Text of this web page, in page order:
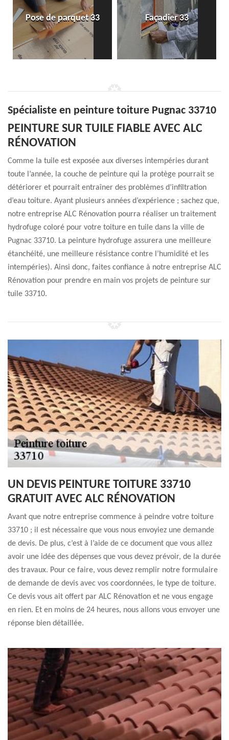
Pose de parquet 33 Façadier 33
Spécialiste en peinture toiture Pugnac 33710
PEINTURE SUR TUILE FIABLE AVEC ALC
RÉNOVATION
Comme la tuile est exposée aux diverses intempéries durant
toute l’année, la couche de peinture qui la protège pourrait se
détériorer et pourrait entraîner des problèmes d’infiltration
d’eau toiture. Ayant plusieurs années d’expérience ; sachez que,
notre entreprise ALC Rénovation pourra réaliser un traitement
hydrofuge coloré pour votre toiture en tuile dans la ville de
Pugnac 33710. La peinture hydrofuge assurera une meilleure
étanchéité, une meilleure résistance contre l’humidité et les
intempéries). Ainsi donc, faites confiance à notre entreprise ALC
Rénovation pour prendre en main vos projets de peinture sur
tuile 33710.
UN DEVIS PEINTURE TOITURE 33710
GRATUIT AVEC ALC RÉNOVATION
Avant que notre entreprise commence à peindre votre toiture
33710 ; il est nécessaire que vous nous envoyiez une demande
de devis. De plus, c’est à l’aide de ce document que vous allez
avoir une idée des dépenses que vous devez prévoir, de la durée
des travaux. Pour ce faire, vous devez remplir notre formulaire
de demande de devis avec vos coordonnées, le type de toiture.
Ce devis vous ait offert par ALC Rénovation et ne vous engage
en rien. Et en moins de 24 heures, nous allons vous envoyer une
réponse bien détaillée.